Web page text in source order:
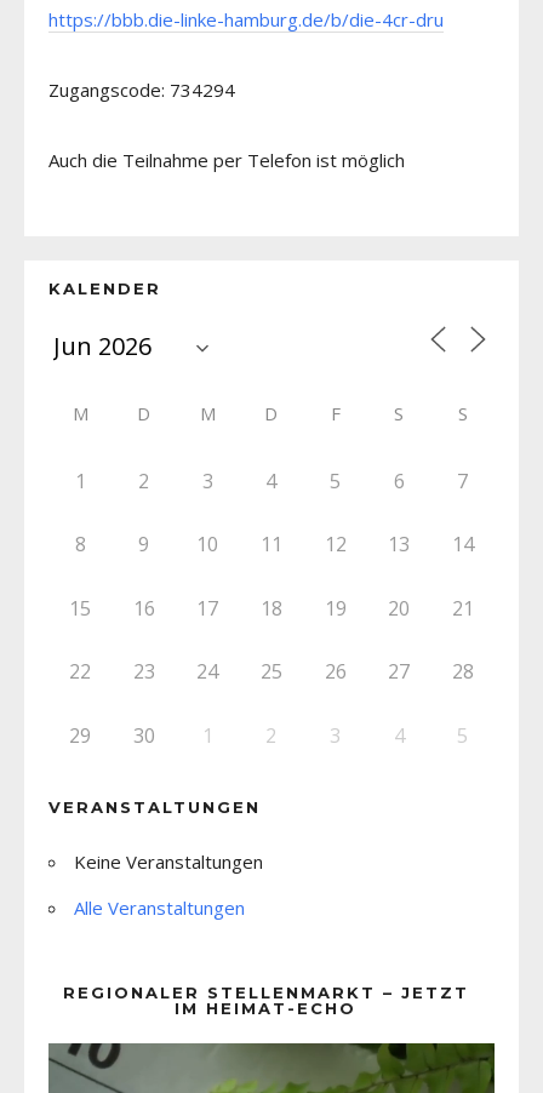
https://bbb.die-linke-hamburg.de/b/die-4cr-dru
Zugangscode: 734294
Auch die Teilnahme per Telefon ist möglich
KALENDER
M D M D F S S
1 2 3 4 5 6 7
8 9 10 11 12 13 14
15 16 17 18 19 20 21
22 23 24 25 26 27 28
29 30 1 2 3 4 5
VERANSTALTUNGEN
Keine Veranstaltungen
Alle Veranstaltungen
REGIONALER STELLENMARKT – JETZT
IM HEIMAT-ECHO